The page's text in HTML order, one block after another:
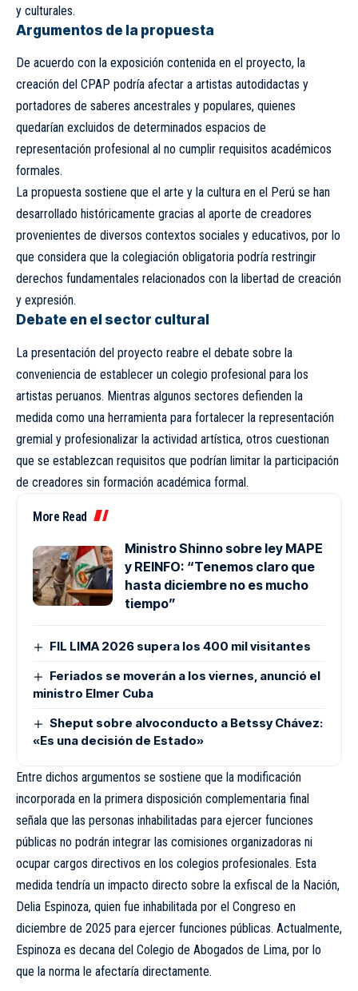
y culturales.
Argumentos de la propuesta
De acuerdo con la exposición contenida en el proyecto, la
creación del CPAP podría afectar a artistas autodidactas y
portadores de saberes ancestrales y populares, quienes
quedarían excluidos de determinados espacios de
representación profesional al no cumplir requisitos académicos
formales.
La propuesta sostiene que el arte y la cultura en el Perú se han
desarrollado históricamente gracias al aporte de creadores
provenientes de diversos contextos sociales y educativos, por lo
que considera que la colegiación obligatoria podría restringir
derechos fundamentales relacionados con la libertad de creación
y expresión.
Debate en el sector cultural
La presentación del proyecto reabre el debate sobre la
conveniencia de establecer un colegio profesional para los
artistas peruanos. Mientras algunos sectores defienden la
medida como una herramienta para fortalecer la representación
gremial y profesionalizar la actividad artística, otros cuestionan
que se establezcan requisitos que podrían limitar la participación
de creadores sin formación académica formal.
More Read
Ministro Shinno sobre ley MAPE
y REINFO: “Tenemos claro que
hasta diciembre no es mucho
tiempo”
FIL LIMA 2026 supera los 400 mil visitantes
Feriados se moverán a los viernes, anunció el
ministro Elmer Cuba
Sheput sobre alvoconducto a Betssy Chávez:
«Es una decisión de Estado»
Entre dichos argumentos se sostiene que la modificación
incorporada en la primera disposición complementaria final
señala que las personas inhabilitadas para ejercer funciones
públicas no podrán integrar las comisiones organizadoras ni
ocupar cargos directivos en los colegios profesionales. Esta
medida tendría un impacto directo sobre la exfiscal de la Nación,
Delia Espinoza, quien fue inhabilitada por el Congreso en
diciembre de 2025 para ejercer funciones públicas. Actualmente,
Espinoza es decana del Colegio de Abogados de Lima, por lo
que la norma le afectaría directamente.